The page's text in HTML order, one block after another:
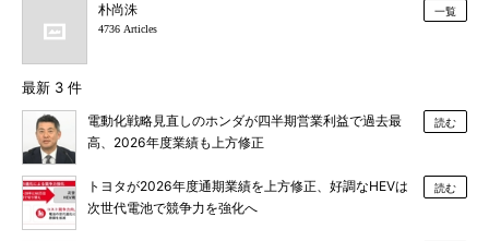
朴尚洙
4736 Articles
一覧
最新 3 件
電動化戦略見直しのホンダが四半期営業利益で過去最
高、2026年度業績も上方修正
読む
トヨタが2026年度通期業績を上方修正、好調なHEVは
次世代電池で競争力を強化へ
読む